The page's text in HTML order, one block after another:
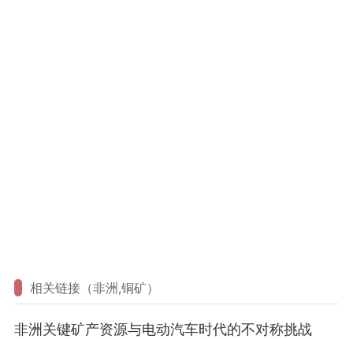
相关链接（非洲,铜矿）
非洲关键矿产资源与电动汽车时代的不对称挑战